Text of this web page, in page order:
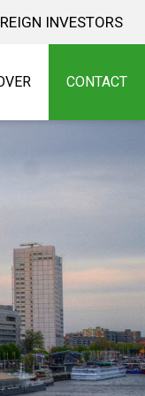
INVESTORS
CONTACT